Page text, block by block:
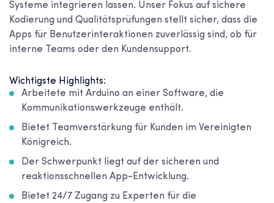
Systeme integrieren lassen. Unser Fokus auf sichere
Kodierung und Qualitätsprüfungen stellt sicher, dass die
Apps für Benutzerinteraktionen zuverlässig sind, ob für
interne Teams oder den Kundensupport.
Wichtigste Highlights:
Arbeitete mit Arduino an einer Software, die
Kommunikationswerkzeuge enthält.
Bietet Teamverstärkung für Kunden im Vereinigten
Königreich.
Der Schwerpunkt liegt auf der sicheren und
reaktionsschnellen App-Entwicklung.
Bietet 24/7 Zugang zu Experten für die